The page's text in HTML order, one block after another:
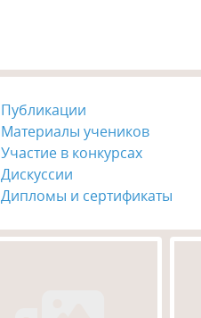
Публикации
Материалы учеников
Участие в конкурсах
Дискуссии
Дипломы и сертификаты